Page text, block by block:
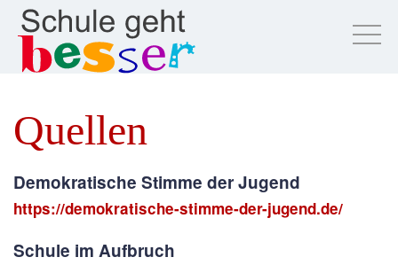
Quellen
Demokratische Stimme der Jugend
https://demokratische-stimme-der-jugend.de/
Schule im Aufbruch